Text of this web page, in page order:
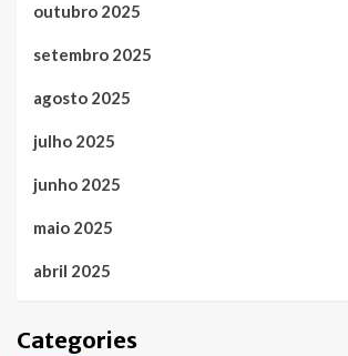
outubro 2025
setembro 2025
agosto 2025
julho 2025
junho 2025
maio 2025
abril 2025
Categories